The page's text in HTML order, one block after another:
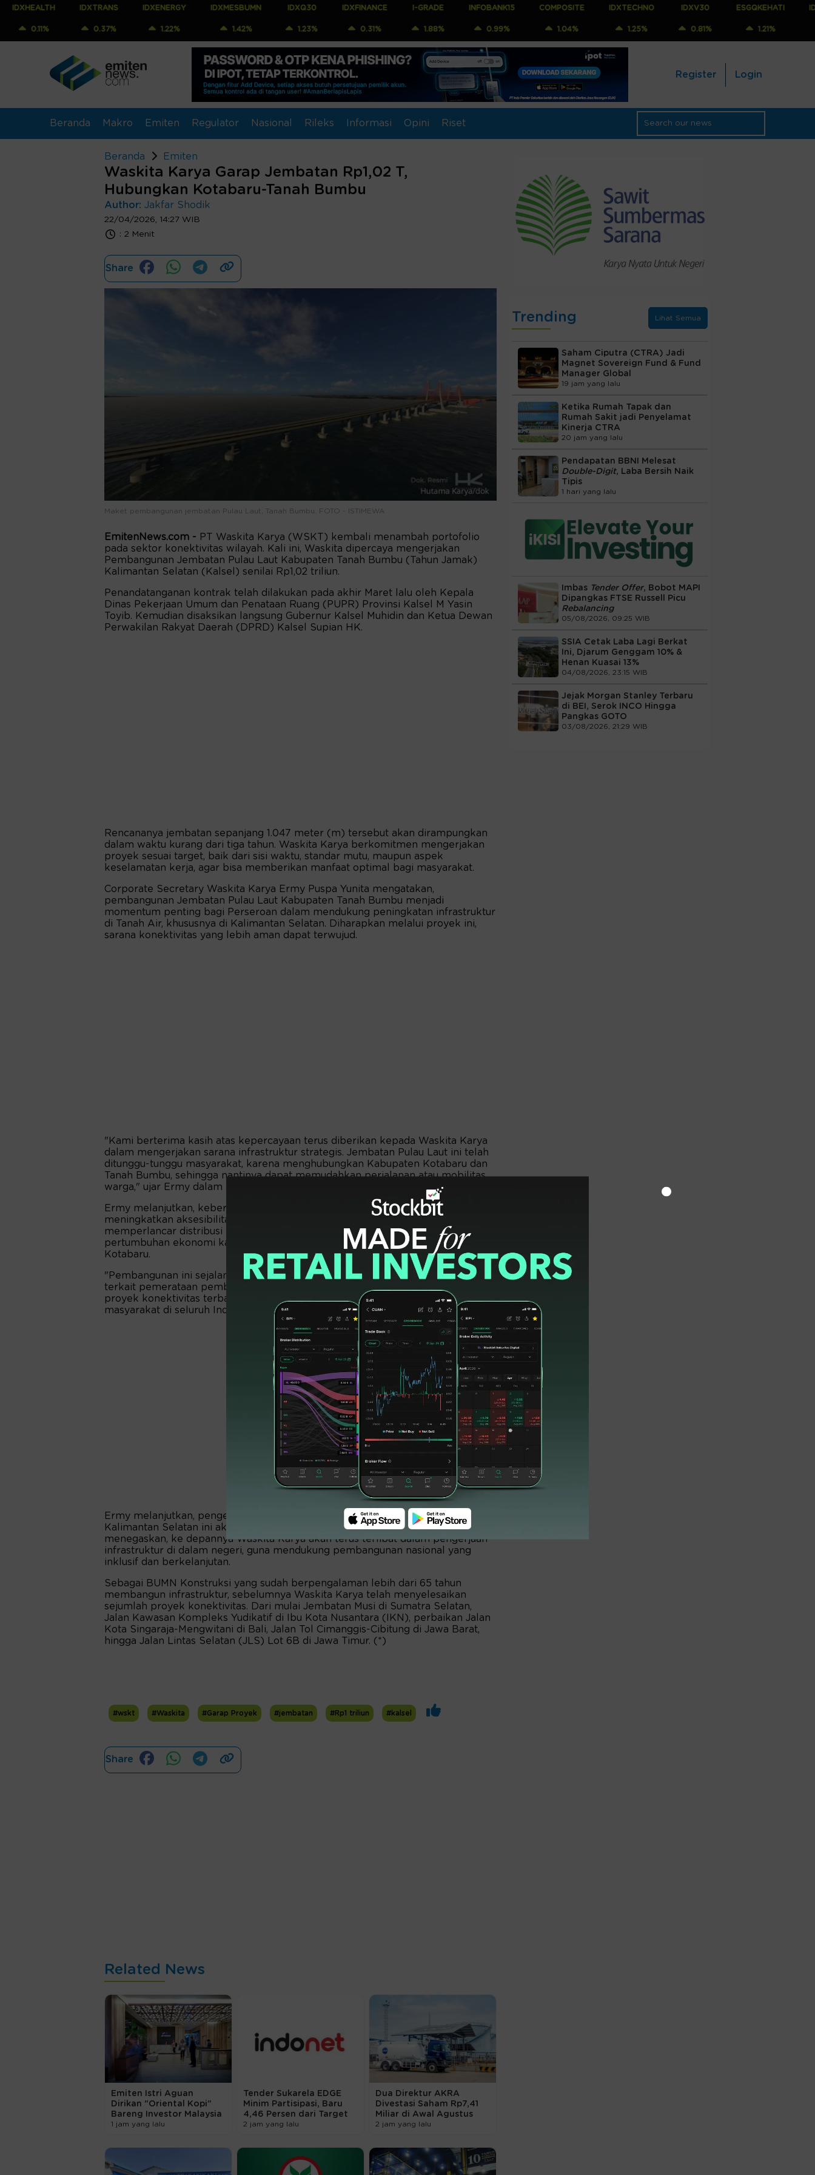
IDXTRANS
0.37%
IDXENERGY
1.22%
IDXMESBUMN IDXQ30
1.23%
IDXFINANCE
0.31%
I-GRADE
1.88%
INFOBANK15
0.99%
COMPOSITE
1.04%
IDXTECHNO IDXV30
0.81%
ESGQKEHATI
1.21%
IDXNONCYC
Register Login
Beranda Makro Emiten Regulator Nasional Rileks Informasi Opini Riset
Beranda Emiten
Waskita Karya Garap Jembatan Rp1,02 T,
Hubungkan Kotabaru-Tanah Bumbu
Author: Jakfar Shodik
22/04/2026, 14:27 WIB
: 2 Menit
Share
Maket pembangunan jembatan Pulau Laut, Tanah Bumbu. FOTO - ISTIMEWA
EmitenNews.com - PT Waskita Karya (WSKT) kembali menambah portofolio
pada sektor konektivitas wilayah. Kali ini, Waskita dipercaya mengerjakan
Pembangunan Jembatan Pulau Laut Kabupaten Tanah Bumbu (Tahun Jamak)
Kalimantan Selatan (Kalsel) senilai Rp1,02 triliun.
Penandatanganan kontrak telah dilakukan pada akhir Maret lalu oleh Kepala
Dinas Pekerjaan Umum dan Penataan Ruang (PUPR) Provinsi Kalsel M Yasin
Toyib. Kemudian disaksikan langsung Gubernur Kalsel Muhidin dan Ketua Dewan
Perwakilan Rakyat Daerah (DPRD) Kalsel Supian HK.
Rencananya jembatan sepanjang 1.047 meter (m) tersebut akan dirampungkan
dalam waktu kurang dari tiga tahun. Waskita Karya berkomitmen mengerjakan
proyek sesuai target, baik dari sisi waktu, standar mutu, maupun aspek
keselamatan kerja, agar bisa memberikan manfaat optimal bagi masyarakat.
Corporate Secretary Waskita Karya Ermy Puspa Yunita mengatakan,
pembangunan Jembatan Pulau Laut Kabupaten Tanah Bumbu menjadi
momentum penting bagi Perseroan dalam mendukung peningkatan infrastruktur
di Tanah Air, khususnya di Kalimantan Selatan. Diharapkan melalui proyek ini,
sarana konektivitas yang lebih aman dapat terwujud.
"Kami berterima kasih atas kepercayaan terus diberikan kepada Waskita Karya
dalam mengerjakan sarana infrastruktur strategis. Jembatan Pulau Laut ini telah
ditunggu-tunggu masyarakat, karena menghubungkan Kabupaten Kotabaru dan
Tanah Bumbu, sehingga nantinya dapat memudahkan perjalanan atau mobilitas
warga," ujar Ermy dalam keterangan resmi, Rabu (22/4/2026).
Ermy melanjutkan, keberadaan proyek itu diharapkan pula mampu
meningkatkan aksesibilitas antara Pulau Kalimantan dan Pulau Laut sekaligus
memperlancar distribusi logistik. Dengan begitu berpotensi mendorong
pertumbuhan ekonomi kawasan, utamanya di Kabupaten Tanah Bumbu serta
Kotabaru.
"Pembangunan ini sejalan dengan semangat Asta Cita Pemerintah, khususnya
terkait pemerataan pembangunan infrastruktur. Kami meyakini semakin banyak
proyek konektivitas terbangun, maka semakin cepat pula kesejahteraan
masyarakat di seluruh Indonesia bisa tercapai," jelas dia.
Ermy melanjutkan, pengerjaan proyek di berbagai daerah termasuk di
Kalimantan Selatan ini akan membuka lebih banyak lapangan pekerjaan. Ia
menegaskan, ke depannya Waskita Karya akan terus terlibat dalam pengerjaan
infrastruktur di dalam negeri, guna mendukung pembangunan nasional yang
inklusif dan berkelanjutan.
Sebagai BUMN Konstruksi yang sudah berpengalaman lebih dari 65 tahun
membangun infrastruktur, sebelumnya Waskita Karya telah menyelesaikan
sejumlah proyek konektivitas. Dari mulai Jembatan Musi di Sumatra Selatan,
Jalan Kawasan Kompleks Yudikatif di Ibu Kota Nusantara (IKN), perbaikan Jalan
Kota Singaraja-Mengwitani di Bali, Jalan Tol Cimanggis-Cibitung di Jawa Barat,
hingga Jalan Lintas Selatan (JLS) Lot 6B di Jawa Timur. (*)
#wskt #Waskita #Garap Proyek #jembatan #Rp1 triliun #kalsel
Share
Related News
Emiten Istri Aguan
Dirikan "Oriental Kopi"
Bareng Investor Malaysia
1 jam yang lalu
Tender Sukarela EDGE
Minim Partisipasi, Baru
4,46 Persen dari Target
2 jam yang lalu
Dua Direktur AKRA
Divestasi Saham Rp7,41
Miliar di Awal Agustus
2 jam yang lalu
Trending Lihat Semua
Saham Ciputra (CTRA) Jadi
Magnet Sovereign Fund & Fund
Manager Global
19 jam yang lalu
Ketika Rumah Tapak dan
Rumah Sakit jadi Penyelamat
Kinerja CTRA
20 jam yang lalu
Pendapatan BBNI Melesat
Double-Digit, Laba Bersih Naik
Tipis
1 hari yang lalu
Imbas Tender Offer, Bobot MAPI
Dipangkas FTSE Russell Picu
Rebalancing
05/08/2026, 09:25 WIB
SSIA Cetak Laba Lagi Berkat
Ini, Djarum Genggam 10% &
Henan Kuasai 13%
04/08/2026, 23:15 WIB
Jejak Morgan Stanley Terbaru
di BEI, Serok INCO Hingga
Pangkas GOTO
03/08/2026, 21:29 WIB